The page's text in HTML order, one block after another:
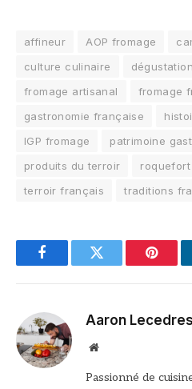
affineur AOP fromage
culture culinaire
fromage artisanal
fromage
gastronomie française
IGP fromage
patrimoine
produits du terroir
roquefort
terroir français
traditions
FacebookTwitter
Aaron Lecedres
Site
Passionné de